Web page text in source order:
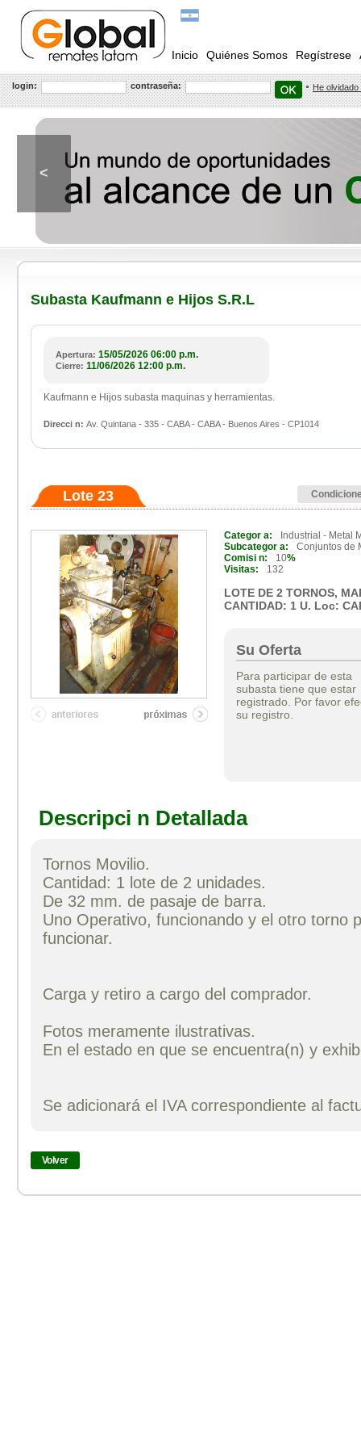
Inicio Quiénes Somos Regístrese
login: contraseña: He
<
Subasta Kaufmann e Hijos S.R.L
Apertura: 15/05/2026 06:00 p.m.
Cierre: 11/06/2026 12:00 p.m.
Kaufmann e Hijos subasta maquinas y herramientas.
Direcci n: Av. Quintana - 335 - CABA - CABA - Buenos Aires - CP1014
Lote 23
Categor a:
Industrial - Metal
Subcategor a:
Conjuntos de
Comisi n:
10%
Visitas:
132
LOTE DE 2 TORNOS,
CANTIDAD: 1 U. Loc:
Su Oferta
Para participar de esta
subasta tiene que estar
registrado. Por favor
su registro.
Descripci n Detallada
Tornos Movilio.
Cantidad: 1 lote de 2 unidades.
De 32 mm. de pasaje de barra.
Uno Operativo, funcionando y el otro torno
funcionar.
Carga y retiro a cargo del comprador.
Fotos meramente ilustrativas.
En el estado en que se encuentra(n) y
Se adicionará el IVA correspondiente al
Volver